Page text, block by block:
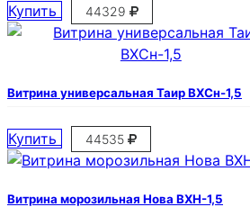
Купить 44329
Витрина универсальная Таир ВХСн-1,5
Купить 44535
Витрина морозильная Нова ВХН-1,5